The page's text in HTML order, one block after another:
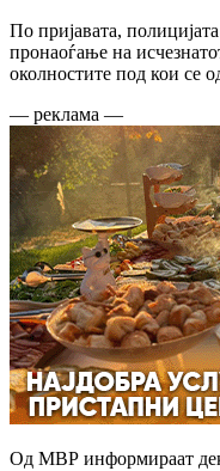
По пријавата,
пронаоѓање на
околностите под кои се
— реклама —
Од МВР информираат